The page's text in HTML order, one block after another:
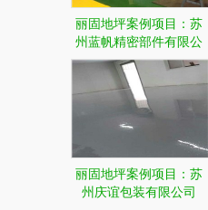
丽固地坪案例项目：苏
州蓝帆精密部件有限公
司
丽固地坪案例项目：苏
州庆谊包装有限公司